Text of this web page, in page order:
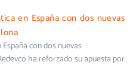
en España con dos nuevas
con dos nuevas
ha reforzado su apuesta por